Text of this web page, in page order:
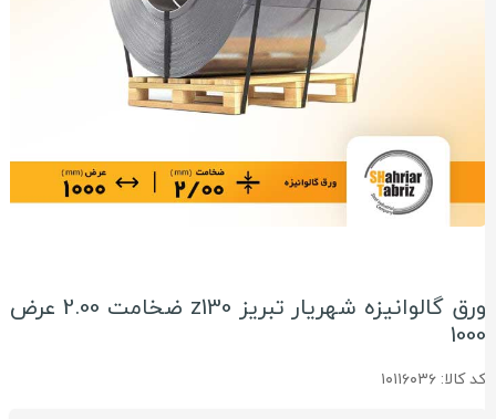
ورق گالوانیزه شهریار تبریز z130 ضخامت 2.00 عرض
کالا: ۱۰۱۱۶۰۳۶